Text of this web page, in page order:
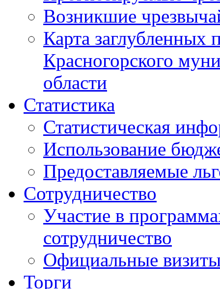
Возникшие
Карта
Красногорского
области
Статистика
Статистическая
Использование
Предоставляемые
Сотрудничество
Участие в
сотрудничество
Официальные
Торги